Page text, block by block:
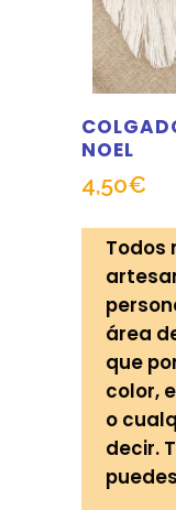
NOEL
4,50€
Todos
área
que
color,
o
decir.